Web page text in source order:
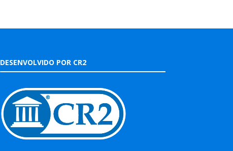
DESENVOLVIDO POR CR2